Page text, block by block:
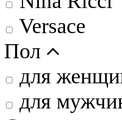
Versace
Пол
для
для